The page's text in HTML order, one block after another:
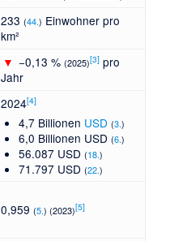
233(44.) Einwohner pro
km²
▼ −0,13 %(2025)[3] pro
Jahr
2024[4]
4,7 Billionen USD (3.)
6,0 Billionen USD(6.)
56.087 USD(18.)
71.797 USD(22.)
0,959(5.) (2023)[5]